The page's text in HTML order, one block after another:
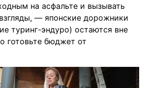
на асфальте и вызывать
— японские дорожники
туринг-эндуро) остаются вне
готовьте бюджет от